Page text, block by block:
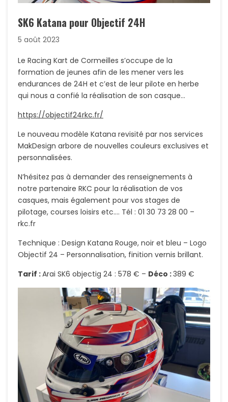
SK6 Katana pour Objectif 24H
5 août 2023
Le Racing Kart de Cormeilles s’occupe de la
formation de jeunes afin de les mener vers les
endurances de 24H et c’est de leur pilote en herbe
qui nous a confié la réalisation de son casque…
https://objectif24rkc.fr/
Le nouveau modèle Katana revisité par nos services
MakDesign arbore de nouvelles couleurs exclusives et
personnalisées.
N’hésitez pas à demander des renseignements à
notre partenaire RKC pour la réalisation de vos
casques, mais également pour vos stages de
pilotage, courses loisirs etc…. Tél : 01 30 73 28 00 –
rkc.fr
Technique : Design Katana Rouge, noir et bleu – Logo
Objectif 24 – Personnalisation, finition vernis brillant.
Tarif :Arai SK6 objectig 24 : 578 € – Déco :389 €